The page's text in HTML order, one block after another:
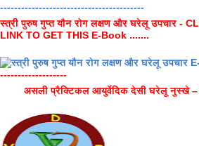
-----------------------------------------
स्त्री पुरुष गुप्त यौन रोग लक्षण और घरेलू उपचार -
LINK TO GET THIS E-Book .......
-------------------
असली प्रैक्टिकल आयुर्वेदिक देसी घरेलू नुस्खे